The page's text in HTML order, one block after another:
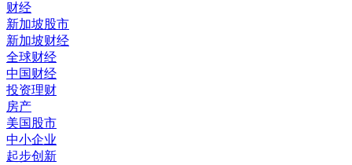
财经
新加坡股市
新加坡财经
全球财经
中国财经
投资理财
房产
美国股市
中小企业
起步创新